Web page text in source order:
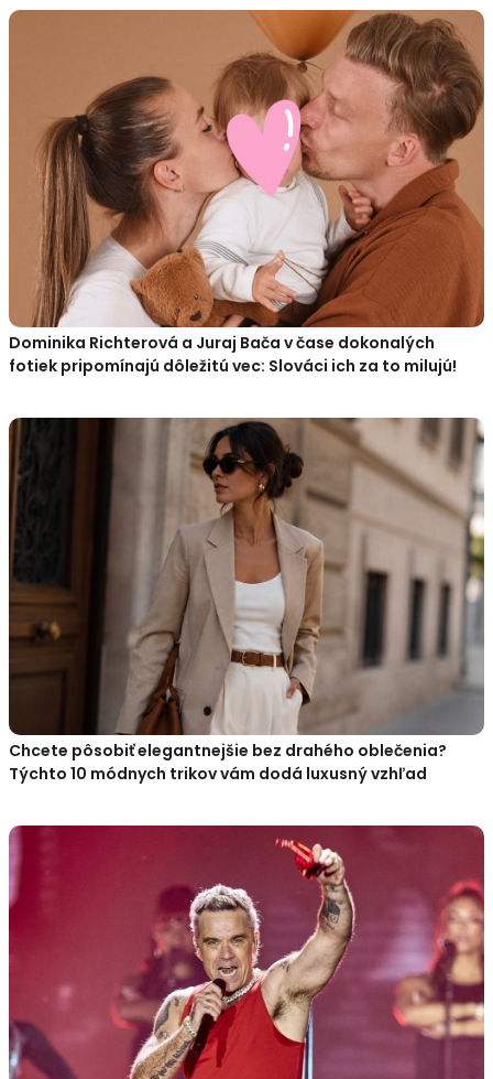
Dominika Richterová a Juraj Bača v čase dokonalých
fotiek pripomínajú dôležitú vec: Slováci ich za to milujú!
Chcete pôsobiť elegantnejšie bez drahého oblečenia?
Týchto 10 módnych trikov vám dodá luxusný vzhľad